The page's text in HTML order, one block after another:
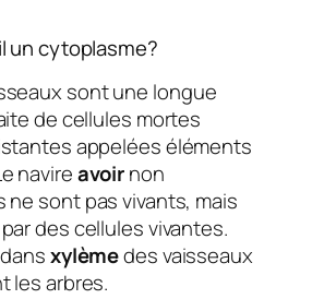
un cytoplasme?
sont une longue
de cellules mortes
appelées éléments
navireavoirnon
ne sont pas vivants, mais
des cellules vivantes.
xylèmedes vaisseaux
les arbres.